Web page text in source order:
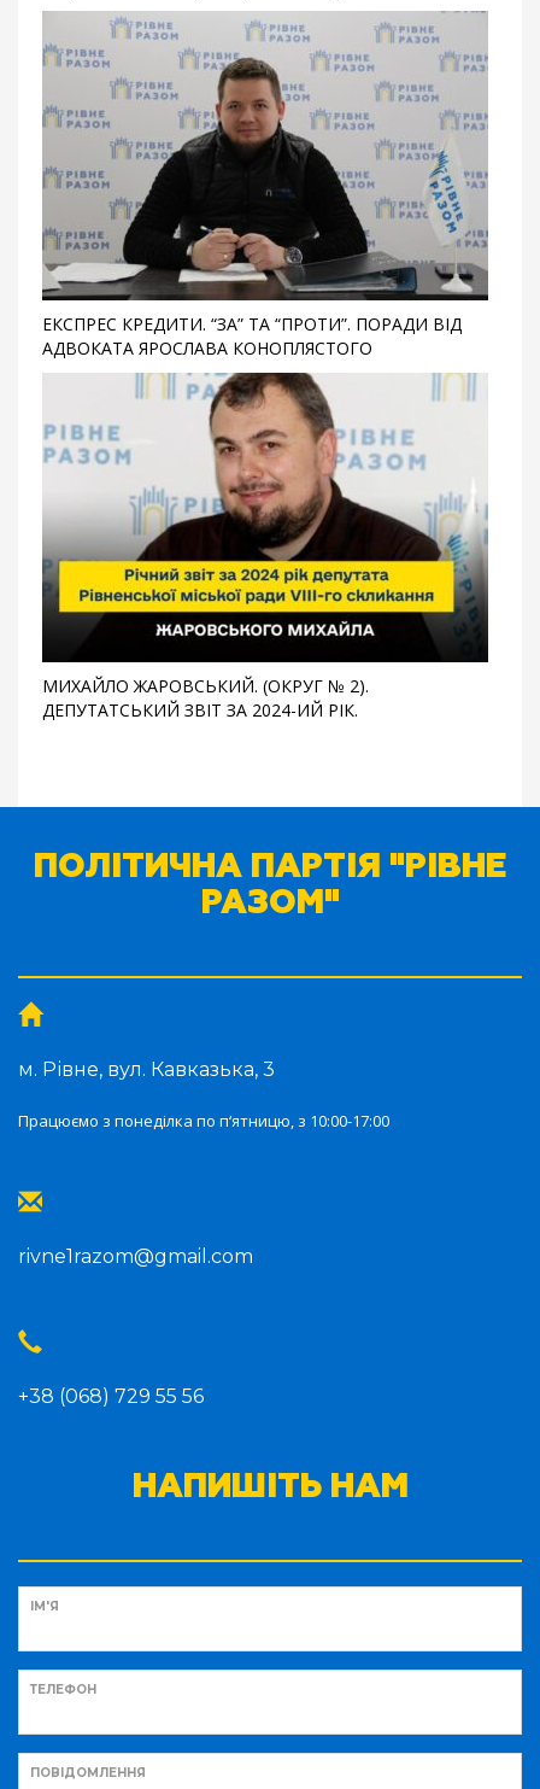
ЕКCПРЕС КРЕДИТИ. “ЗА” ТА “ПРОТИ”. ПОРАДИ ВІД
АДВОКАТА ЯРОСЛАВА КОНОПЛЯСТОГО
МИХАЙЛО ЖАРОВСЬКИЙ. (ОКРУГ № 2).
ДЕПУТАТСЬКИЙ ЗВІТ ЗА 2024-ИЙ РІК.
ПОЛІТИЧНА ПАРТІЯ "РІВНЕ
РАЗОМ"
м. Рівне, вул. Кавказька, 3
Працюємо з понеділка по п‘ятницю, з 10:00-17:00
rivne1razom@gmail.com
+38 (068) 729 55 56
НАПИШІТЬ НАМ
ІМ'Я
ТЕЛЕФОН
ПОВІДОМЛЕННЯ